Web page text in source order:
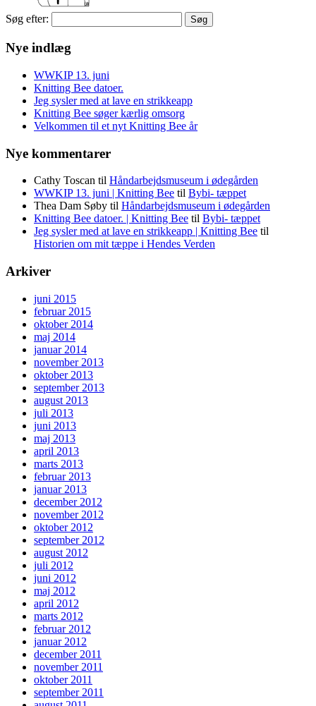
Søg efter:
Nye indlæg
WWKIP 13. juni
Knitting Bee datoer.
Jeg sysler med at lave en strikkeapp
Knitting Bee søger kærlig omsorg
Velkommen til et nyt Knitting Bee år
Nye kommentarer
Cathy Toscan til Håndarbejdsmuseum i ødegården
WWKIP 13. juni | Knitting Bee til Bybi- tæppet
Thea Dam Søby til Håndarbejdsmuseum i ødegården
Knitting Bee datoer. | Knitting Bee til Bybi- tæppet
Jeg sysler med at lave en strikkeapp | Knitting Bee til
Historien om mit tæppe i Hendes Verden
Arkiver
juni 2015
februar 2015
oktober 2014
maj 2014
januar 2014
november 2013
oktober 2013
september 2013
august 2013
juli 2013
juni 2013
maj 2013
april 2013
marts 2013
februar 2013
januar 2013
december 2012
november 2012
oktober 2012
september 2012
august 2012
juli 2012
juni 2012
maj 2012
april 2012
marts 2012
februar 2012
januar 2012
december 2011
november 2011
oktober 2011
september 2011